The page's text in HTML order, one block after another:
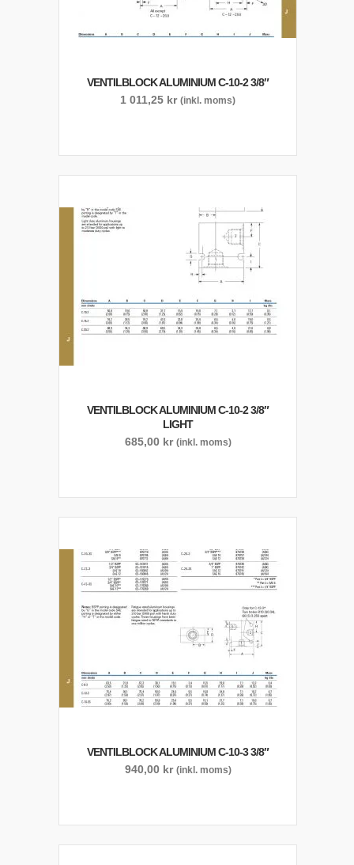
VENTILBLOCK ALUMINIUM C-10-2 3/8″
1 011,25 kr (inkl. moms)
VENTILBLOCK ALUMINIUM C-10-2 3/8″
LIGHT
685,00 kr (inkl. moms)
VENTILBLOCK ALUMINIUM C-10-3 3/8″
940,00 kr (inkl. moms)